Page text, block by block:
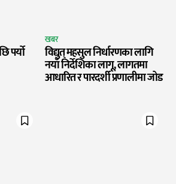
पर्यो
खबर
विद्युत् महसुल निर्धारणका लागि
नयाँ निर्देशिका लागू, लागतमा
आधारित र पारदर्शी प्रणालीमा जोड